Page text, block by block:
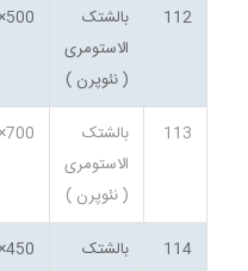
112
بالشتک
الاستومری
( نئوپرن )
500×84
113
بالشتک
الاستومری
( نئوپرن )
700×90
114
بالشتک
450×84